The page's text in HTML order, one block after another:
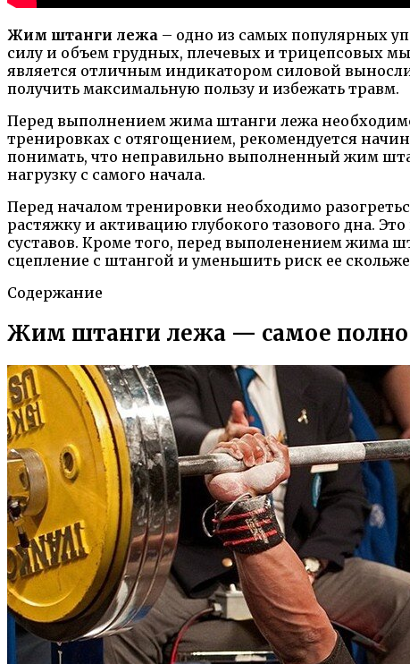
Жим штанги лежа – одно из самых популярных
силу и объем грудных, плечевых и трицепсовых
является отличным индикатором силовой
получить максимальную пользу и избежать травм.
Перед выполнением жима штанги лежа
тренировках с отягощением, рекомендуется
понимать, что неправильно выполненный жим
нагрузку с самого начала.
Перед началом тренировки необходимо
растяжку и активацию глубокого тазового дна.
суставов. Кроме того, перед выполенением жима
сцепление с штангой и уменьшить риск ее
Содержание
Жим штанги лежа — самое